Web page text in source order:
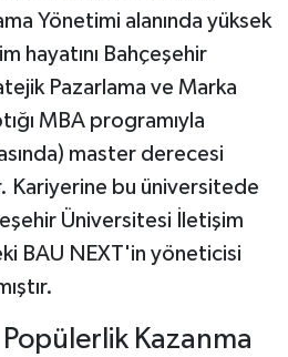
Yönetimi alanında yüksek
hayatını Bahçeşehir
Pazarlama ve Marka
MBA programıyla
master derecesi
Kariyerine bu üniversitede
Üniversitesi İletişim
BAU NEXT'in yöneticisi
Kazanma